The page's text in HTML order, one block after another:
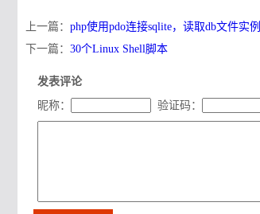
上一篇： php使用pdo连接sqlite，读取db文件实例
下一篇： 30个Linux Shell脚本
发表评论
昵称：
验证码：